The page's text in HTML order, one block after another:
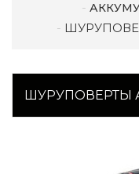
ШУРУПОВЕРТЫ